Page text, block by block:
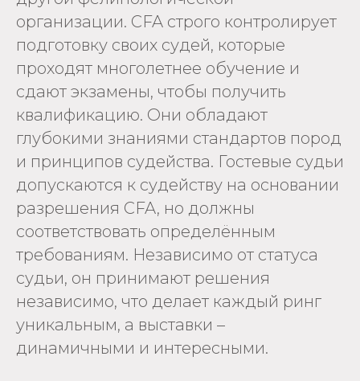
организации. CFA строго контролирует
подготовку своих судей, которые
проходят многолетнее обучение и
сдают экзамены, чтобы получить
квалификацию. Они обладают
глубокими знаниями стандартов пород
и принципов судейства. Гостевые судьи
допускаются к судейству на основании
разрешения CFA, но должны
соответствовать определённым
требованиям. Независимо от статуса
судьи, он принимают решения
независимо, что делает каждый ринг
уникальным, а выставки –
динамичными и интересными.